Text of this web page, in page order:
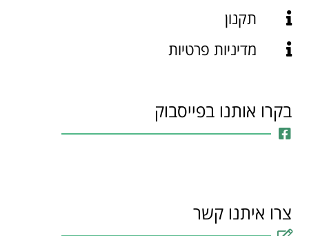
תקנון
מדיניות פרטיות
בקרו אותנו בפייסבוק
צרו איתנו קשר